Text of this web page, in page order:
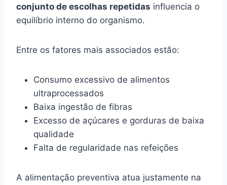
conjunto de escolhas repetidas influencia o
equilíbrio interno do organismo.
Entre os fatores mais associados estão:
Consumo excessivo de alimentos
ultraprocessados
Baixa ingestão de fibras
Excesso de açúcares e gorduras de baixa
qualidade
Falta de regularidade nas refeições
A alimentação preventiva atua justamente na